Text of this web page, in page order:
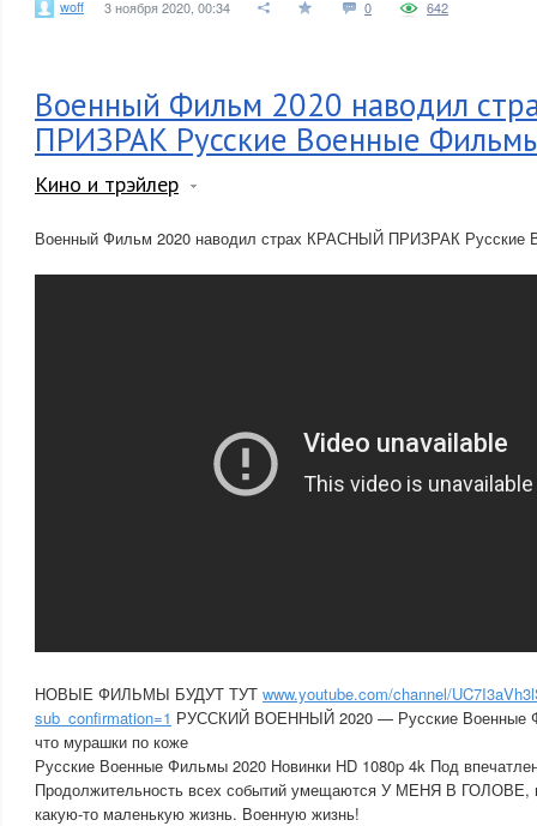
woff 3 ноября 2020, 00:34 0 642
Военный Фильм 2020 наводил
ПРИЗРАК Русские Военные
Кино и трэйлер
Военный Фильм 2020 наводил страх КРАСНЫЙ ПРИЗРАК Русские
НОВЫЕ ФИЛЬМЫ БУДУТ ТУТ www.youtube.com/channel/
sub_confirmation=1 РУССКИЙ ВОЕННЫЙ 2020 — Русские Военные
что мурашки по коже
Русские Военные Фильмы 2020 Новинки HD 1080p 4k Под
Продолжительность всех событий умещаются У МЕНЯ В ГОЛОВЕ,
какую-то маленькую жизнь. Военную жизнь!